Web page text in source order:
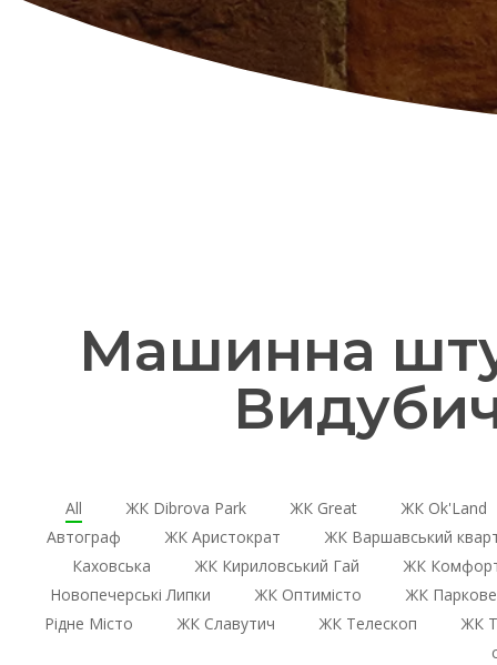
Машинна
All ЖК Dibrova Park ЖК Great ЖК Ok'Land
Автограф
ЖК Аристократ ЖК Варшавський
Каховська
ЖК Кириловський Гай ЖК
Новопечерські Липки
ЖК Оптимісто ЖК
Рідне Місто
ЖК Славутич ЖК Телескоп ЖК